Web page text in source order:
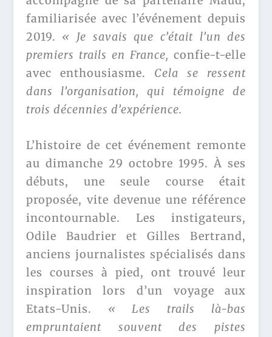
familiarisée avec l’événement depuis
2019. « Je savais que c’était l’un des
premiers trails en France, confie-t-elle
avec enthousiasme. Cela se ressent
dans l’organisation, qui témoigne de
trois décennies d’expérience.
L’histoire de cet événement remonte
au dimanche 29 octobre 1995. À ses
débuts, une seule course était
proposée, vite devenue une référence
incontournable. Les instigateurs,
Odile Baudrier et Gilles Bertrand,
anciens journalistes spécialisés dans
les courses à pied, ont trouvé leur
inspiration lors d’un voyage aux
Etats-Unis. « Les trails là-bas
empruntaient souvent des pistes